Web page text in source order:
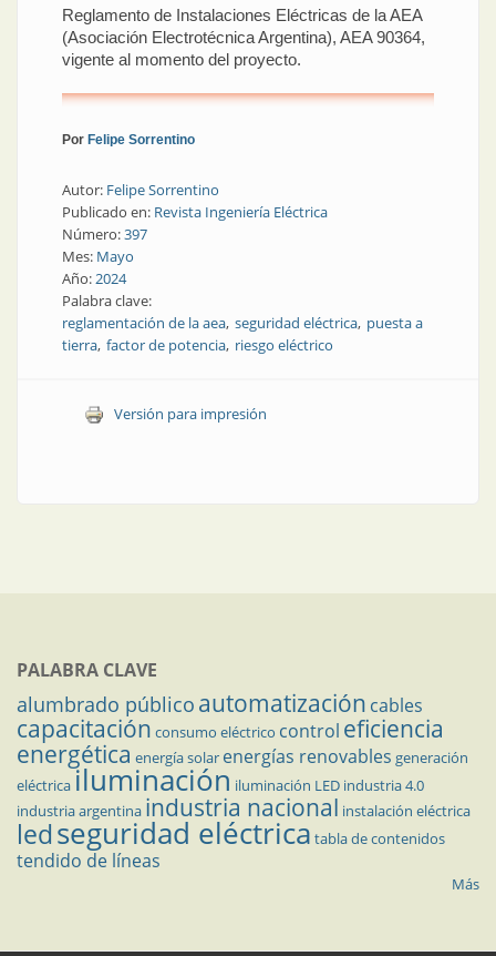
Reglamento de Instalaciones Eléctricas de la AEA
(Asociación Electrotécnica Argentina), AEA 90364,
vigente al momento del proyecto.
Por Felipe Sorrentino
Autor: Felipe Sorrentino
Publicado en: Revista Ingeniería Eléctrica
Número:397
Mes: Mayo
Año:2024
Palabra clave:
reglamentación de la aea seguridad eléctrica puesta a
tierra factor de potencia riesgo eléctrico
Versión para impresión
PALABRA CLAVE
alumbrado público automatización cables
capacitación consumo eléctrico control eficiencia
energética energía solar energías renovables generación
eléctricailuminación iluminación LED industria 4.0
industria argentina industria nacional instalación eléctrica
ledseguridad eléctrica tabla de contenidos
tendido de líneas
Más